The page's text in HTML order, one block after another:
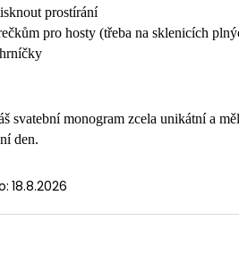
prostírání
pro hosty (třeba na sklenicích
svatební monogram zcela unikátní a
den.
18.8.2026